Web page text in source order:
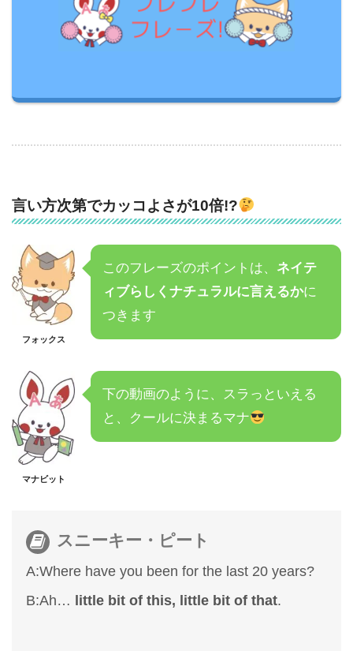
言い方次第でカッコよさが10倍!?
フォックス
このフレーズのポイントは、 ネイテ
ィブらしくナチュラルに言えるかに
つきます
マナビット
下の動画のように、スラっといえる
と、クールに決まるマナ
スニーキー・ピート
A:Where have you been for the last 20 years?
B:Ah… little bit of this, little bit of that.